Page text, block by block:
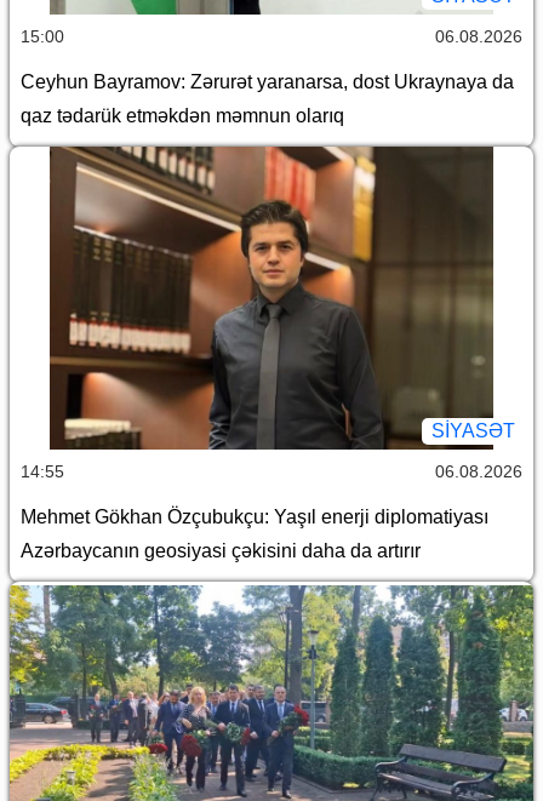
15:00 06.08.2026
Ceyhun Bayramov: Zərurət yaranarsa, dost Ukraynaya da
qaz tədarük etməkdən məmnun olarıq
SİYASƏT
14:55 06.08.2026
Mehmet Gökhan Özçubukçu: Yaşıl enerji diplomatiyası
Azərbaycanın geosiyasi çəkisini daha da artırır